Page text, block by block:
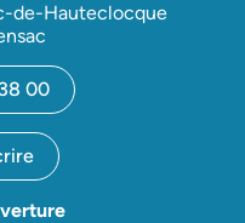
de-Hauteclocque
00